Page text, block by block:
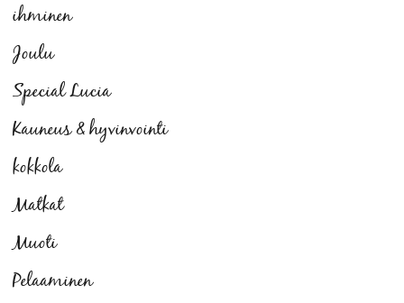
ihminen
Joulu
Special Lucia
Kauneus & hyvinvointi
kokkola
Matkat
Muoti
Pelaaminen